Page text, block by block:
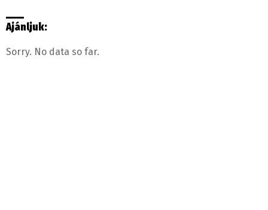
Ajánljuk:
Sorry. No data so far.